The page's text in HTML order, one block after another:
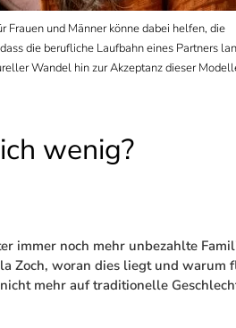
und Männer könne dabei helfen, die
die berufliche Laufbahn eines Partners
Wandel hin zur Akzeptanz dieser
wenig?
immer noch mehr unbezahlte
Zoch, woran dies liegt und warum
mehr auf traditionelle